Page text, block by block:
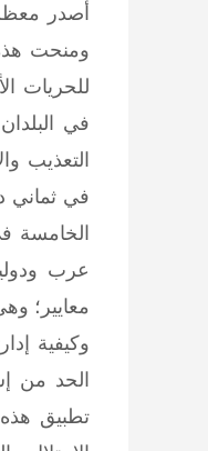
أصدر
ومنحت
للحريات
في
التعذيب
الخامسة
عرب
معايير؛
وكيفية
الحد من
تطبيق